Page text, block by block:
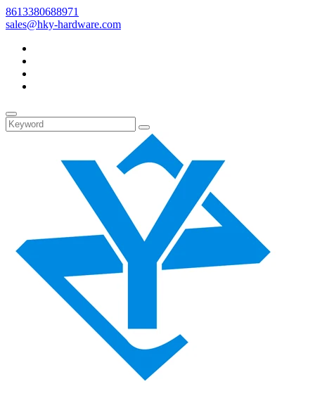
8613380688971
sales@hky-hardware.com